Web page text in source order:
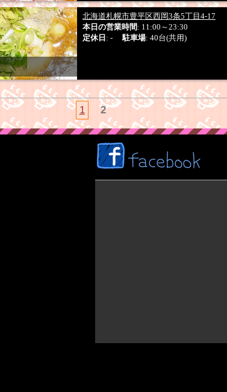
北海道札幌市豊平区西岡3条5丁目4-17
本日の営業時間 : 11:00～23:30
定休日 : -駐車場: 40台(共用)
1 2